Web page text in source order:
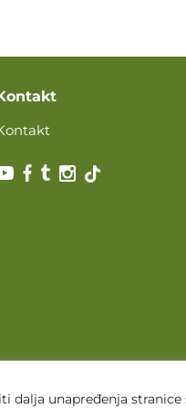
dalja unapređenja stranice